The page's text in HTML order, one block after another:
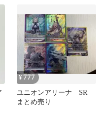
¥ 777
ユニオンアリーナ SR
まとめ売り